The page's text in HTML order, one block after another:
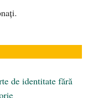
de identitate fără